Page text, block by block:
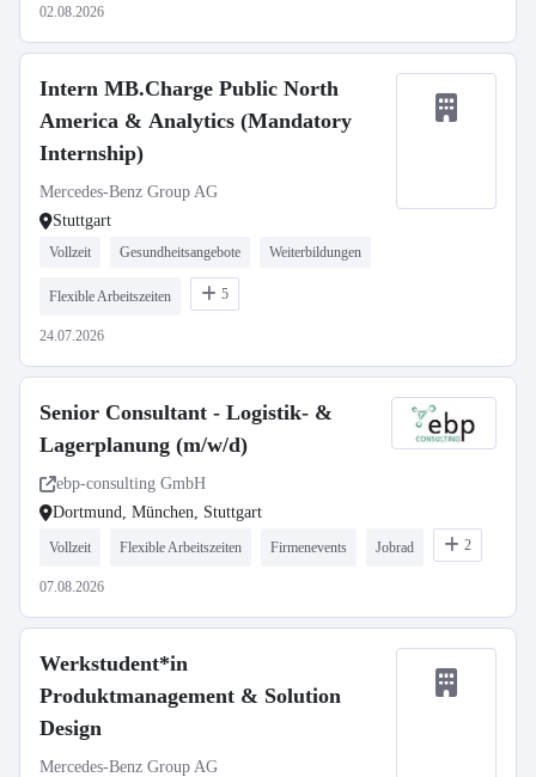
02.08.2026
Intern MB.Charge Public North
America & Analytics (Mandatory
Internship)
Mercedes-Benz Group AG
Stuttgart
Vollzeit Gesundheitsangebote Weiterbildungen
Flexible Arbeitszeiten 5
24.07.2026
Senior Consultant - Logistik- &
Lagerplanung (m/w/d)
ebp-consulting GmbH
Dortmund, München, Stuttgart
Vollzeit Flexible Arbeitszeiten Firmenevents Jobrad 2
07.08.2026
Werkstudent*in
Produktmanagement & Solution
Design
Mercedes-Benz Group AG